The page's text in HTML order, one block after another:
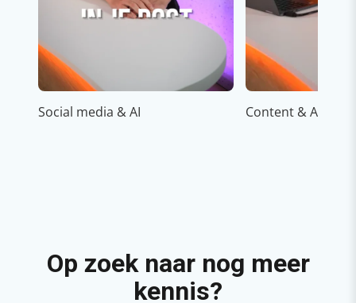
Social media & AI Content & AI
Op zoek naar nog meer
kennis?